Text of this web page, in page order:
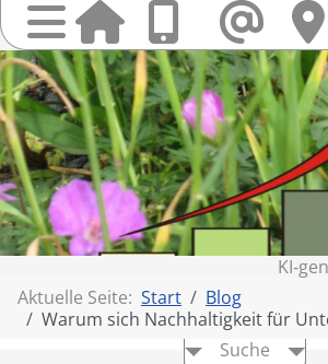
Aktuelle Seite: Start
Blog
Warum sich Nachhaltigkeit für
Suche